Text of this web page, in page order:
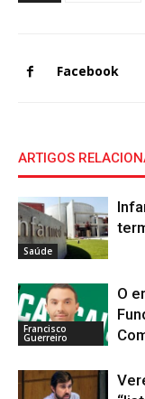
Facebook
ARTIGOS
Saúde
Francisco
Guerreiro
O